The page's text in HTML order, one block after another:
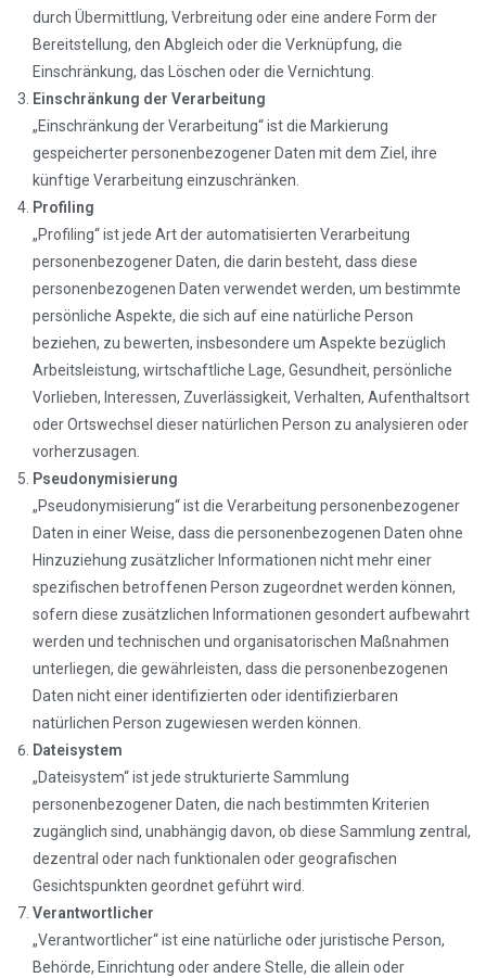
durch Übermittlung, Verbreitung oder eine andere Form der
Bereitstellung, den Abgleich oder die Verknüpfung, die
Einschränkung, das Löschen oder die Vernichtung.
Einschränkung der Verarbeitung
„Einschränkung der Verarbeitung“ ist die Markierung
gespeicherter personenbezogener Daten mit dem Ziel, ihre
künftige Verarbeitung einzuschränken.
Profiling
„Profiling“ ist jede Art der automatisierten Verarbeitung
personenbezogener Daten, die darin besteht, dass diese
personenbezogenen Daten verwendet werden, um bestimmte
persönliche Aspekte, die sich auf eine natürliche Person
beziehen, zu bewerten, insbesondere um Aspekte bezüglich
Arbeitsleistung, wirtschaftliche Lage, Gesundheit, persönliche
Vorlieben, Interessen, Zuverlässigkeit, Verhalten, Aufenthaltsort
oder Ortswechsel dieser natürlichen Person zu analysieren oder
vorherzusagen.
Pseudonymisierung
„Pseudonymisierung“ ist die Verarbeitung personenbezogener
Daten in einer Weise, dass die personenbezogenen Daten ohne
Hinzuziehung zusätzlicher Informationen nicht mehr einer
spezifischen betroffenen Person zugeordnet werden können,
sofern diese zusätzlichen Informationen gesondert aufbewahrt
werden und technischen und organisatorischen Maßnahmen
unterliegen, die gewährleisten, dass die personenbezogenen
Daten nicht einer identifizierten oder identifizierbaren
natürlichen Person zugewiesen werden können.
Dateisystem
„Dateisystem“ ist jede strukturierte Sammlung
personenbezogener Daten, die nach bestimmten Kriterien
zugänglich sind, unabhängig davon, ob diese Sammlung zentral,
dezentral oder nach funktionalen oder geografischen
Gesichtspunkten geordnet geführt wird.
Verantwortlicher
„Verantwortlicher“ ist eine natürliche oder juristische Person,
Behörde, Einrichtung oder andere Stelle, die allein oder